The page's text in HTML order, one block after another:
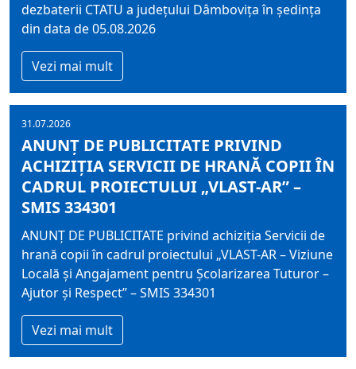
dezbaterii CTATU a județului Dâmbovița în ședința
din data de 05.08.2026
Vezi mai mult
31.07.2026
ANUNȚ DE PUBLICITATE PRIVIND
ACHIZIŢIA SERVICII DE HRANĂ COPII ÎN
CADRUL PROIECTULUI „VLAST-AR” –
SMIS 334301
ANUNȚ DE PUBLICITATE privind achiziţia Servicii de
hrană copii în cadrul proiectului „VLAST-AR – Viziune
Locală și Angajament pentru Școlarizarea Tuturor –
Ajutor și Respect” – SMIS 334301
Vezi mai mult